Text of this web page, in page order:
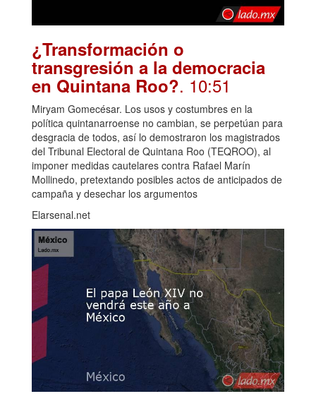
¿Transformación o
transgresión a la democracia
en Quintana Roo?. 10:51
Miryam Gomecésar. Los usos y costumbres en la
política quintanarroense no cambian, se perpetúan para
desgracia de todos, así lo demostraron los magistrados
del Tribunal Electoral de Quintana Roo (TEQROO), al
imponer medidas cautelares contra Rafael Marín
Mollinedo, pretextando posibles actos de anticipados de
campaña y desechar los argumentos
Elarsenal.net